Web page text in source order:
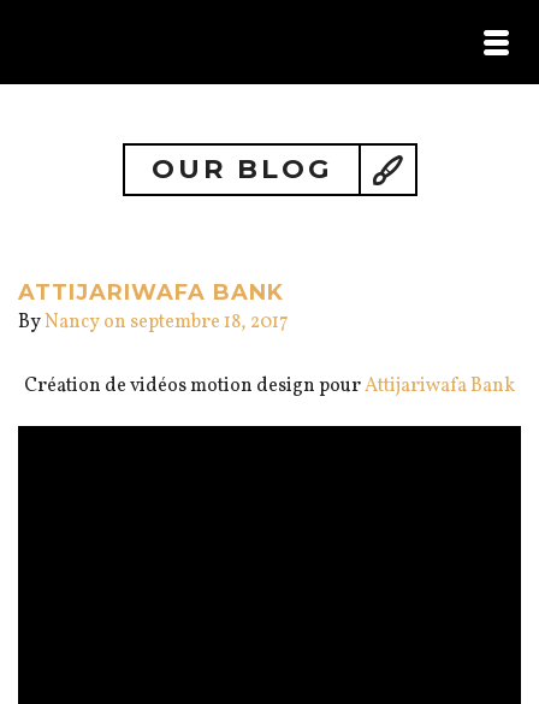
ILS M’ONT FAIT CONFIANCE /
CONTACT
OUR BLOG
ATTIJARIWAFA BANK
ByNancyon septembre 18, 2017
Création de vidéos motion design pourAttijariwafa Bank